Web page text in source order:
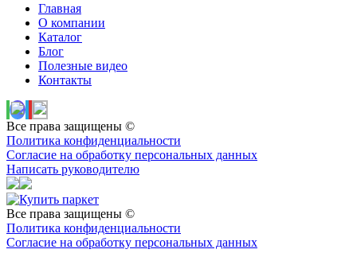
Главная
О компании
Каталог
Блог
Полезные видео
Контакты
Все права защищены ©
Политика конфиденциальности
Согласие на обработку персональных данных
Написать руководителю
Все права защищены ©
Политика конфиденциальности
Согласие на обработку персональных данных